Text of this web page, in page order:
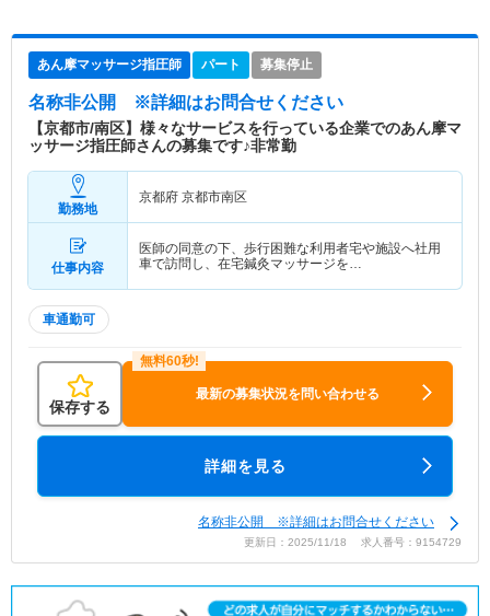
あん摩マッサージ指圧師 パート 募集停止
名称非公開 ※詳細はお問合せください
【京都市/南区】様々なサービスを行っている企業でのあん摩マ
ッサージ指圧師さんの募集です♪非常勤
勤務地
京都府 京都市南区
仕事内容
医師の同意の下、歩行困難な利用者宅や施設へ社用
車で訪問し、在宅鍼灸マッサージを…
車通勤可
保存する
最新の募集状況を問い合わせる
詳細を見る
名称非公開 ※詳細はお問合せください
更新日：2025/11/18 求人番号：9154729